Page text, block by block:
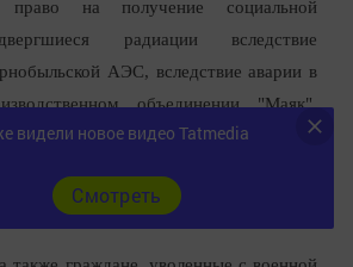
на получение социальной
радиации вследствие
АЭС, вследствие аварии в
объединении "Маяк",
испытаний на Семипалатинском
от 15.05.1991 N 1244-1;
N 175-ФЗ;ст. 1Закона от 10.01.2002
видели новое видео Tatmedia
Cмотреть